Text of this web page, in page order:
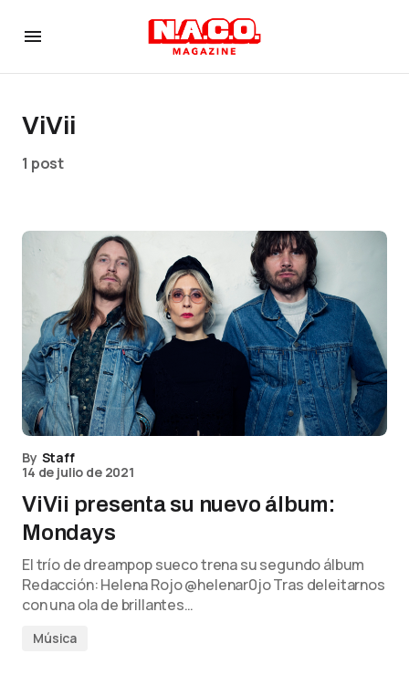
ViVii
1 post
By Staff
14 de julio de 2021
ViVii presenta su nuevo álbum:
Mondays
El trío de dreampop sueco trena su segundo álbum
Redacción: Helena Rojo @helenar0jo Tras deleitarnos
con una ola de brillantes…
Música